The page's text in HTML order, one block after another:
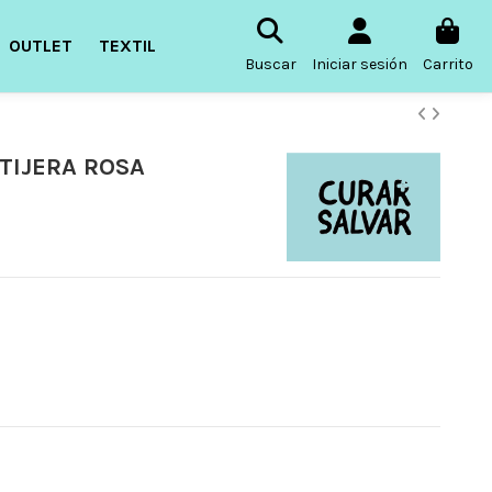
OUTLET TEXTIL
Buscar Iniciar sesión Carrito
ROSA